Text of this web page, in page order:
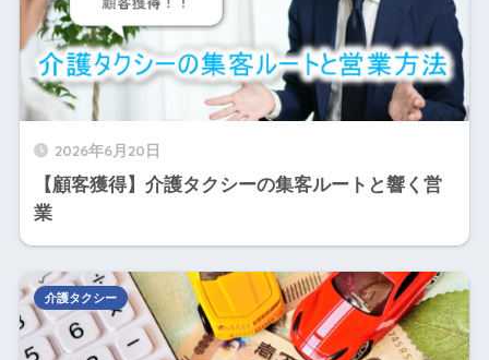
2026年6月20日
【顧客獲得】介護タクシーの集客ルートと響く営
業
介護タクシー